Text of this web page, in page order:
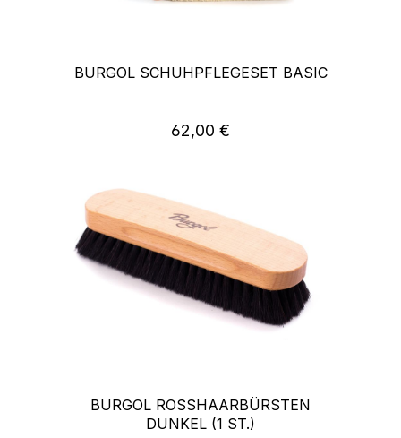
BURGOL SCHUHPFLEGESET BASIC
Regulärer Preis:
62,00 €
BURGOL ROSSHAARBÜRSTEN
DUNKEL (1 ST.)